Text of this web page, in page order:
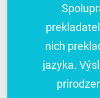
nich
jazyka.